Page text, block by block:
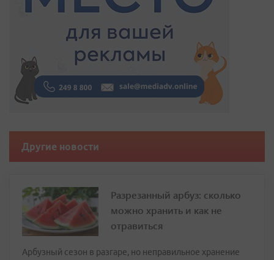
Другие новости
Разрезанный арбуз: сколько
можно хранить и как не
отравиться
Арбузный сезон в разгаре, но неправильное хранение